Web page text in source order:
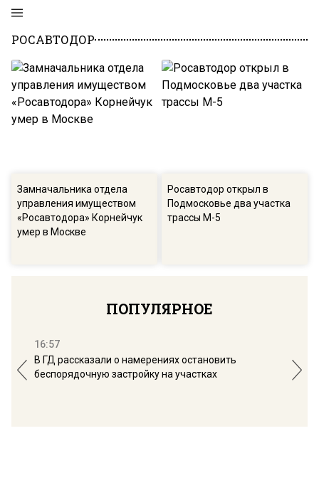
РОСАВТОДОР
Замначальника отдела
управления имуществом
«Росавтодора» Корнейчук
умер в Москве
Росавтодор открыл в
Подмосковье два участка
трассы М-5
ПОПУЛЯРНОЕ
16:57
В ГД рассказали о намерениях остановить
беспорядочную застройку на участках